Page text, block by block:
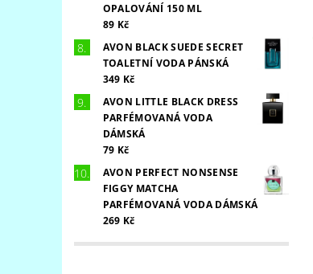
OPALOVÁNÍ 150 ML
89 Kč
AVON BLACK SUEDE SECRET
TOALETNÍ VODA PÁNSKÁ
349 Kč
AVON LITTLE BLACK DRESS
PARFÉMOVANÁ VODA
DÁMSKÁ
79 Kč
AVON PERFECT NONSENSE
FIGGY MATCHA
PARFÉMOVANÁ VODA DÁMSKÁ
269 Kč